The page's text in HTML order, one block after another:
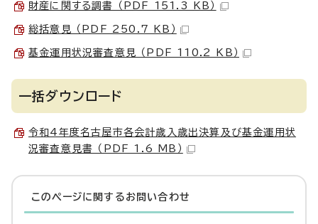
財産に関する調書 （PDF 151.3 KB）
総括意見 （PDF 250.7 KB）
基金運用状況審査意見 （PDF 110.2 KB）
一括ダウンロード
令和4年度名古屋市各会計歳入歳出決算及び基金運用状
況審査意見書 （PDF 1.6 MB）
このページに関する お問い合わせ